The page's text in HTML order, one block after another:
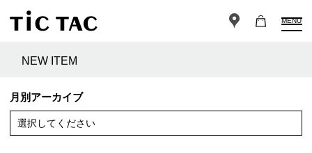
MENU
NEW ITEM
月別アーカイブ
選択してください